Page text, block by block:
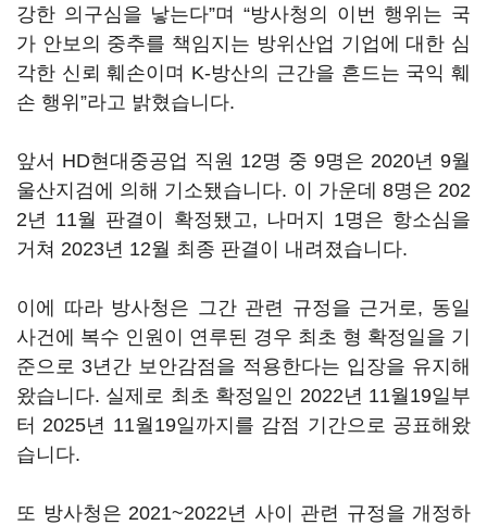
강한 의구심을 낳는다”며 “방사청의 이번 행위는 국
가 안보의 중추를 책임지는 방위산업 기업에 대한 심
각한 신뢰 훼손이며 K-방산의 근간을 흔드는 국익 훼
손 행위”라고 밝혔습니다.
앞서 HD현대중공업 직원 12명 중 9명은 2020년 9월
울산지검에 의해 기소됐습니다. 이 가운데 8명은 202
2년 11월 판결이 확정됐고, 나머지 1명은 항소심을
거쳐 2023년 12월 최종 판결이 내려졌습니다.
이에 따라 방사청은 그간 관련 규정을 근거로, 동일
사건에 복수 인원이 연루된 경우 최초 형 확정일을 기
준으로 3년간 보안감점을 적용한다는 입장을 유지해
왔습니다. 실제로 최초 확정일인 2022년 11월19일부
터 2025년 11월19일까지를 감점 기간으로 공표해왔
습니다.
또 방사청은 2021~2022년 사이 관련 규정을 개정하